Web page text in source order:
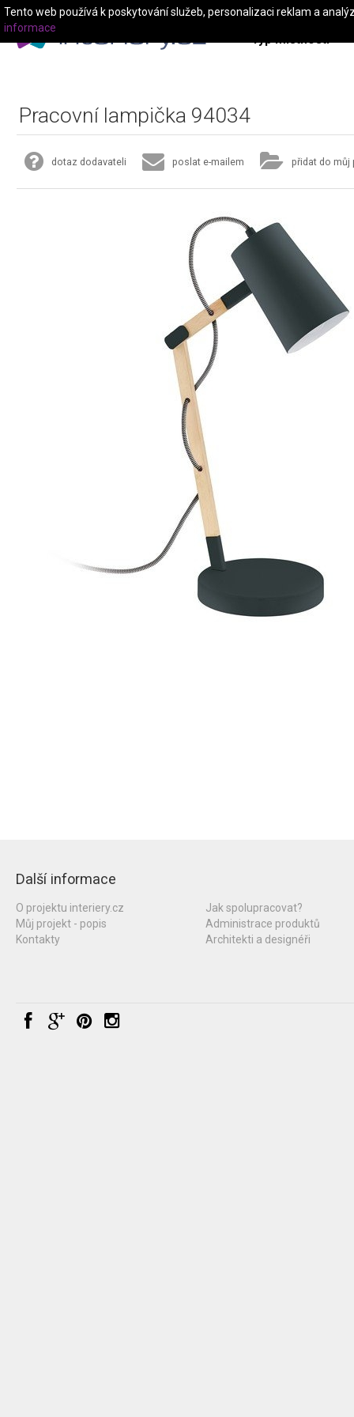
Typ místnosti
Pracovní lampička 94034
dotaz dodavateli poslat e-mailem přidat do můj
Další informace
O projektu interiery.cz
Můj projekt - popis
Kontakty
Jak spolupracovat?
Administrace produktů
Architekti a designéři
Tento web používá k poskytování služeb, personalizaci reklam a
informace